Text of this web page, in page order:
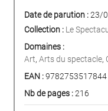
Date de parution :23/
Collection : Le
Domaines :
Art, Arts du spectacle,
EAN :9782753517844
Nb de pages :216